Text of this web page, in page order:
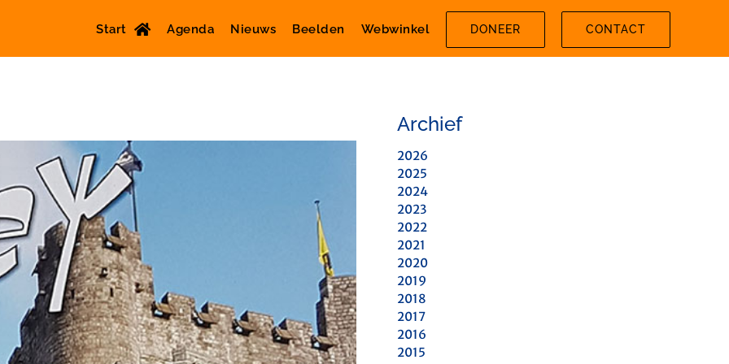
Start Agenda Nieuws Beelden Webwinkel DONEER CONTACT
Archief
2026
2025
2024
2023
2022
2021
2020
2019
2018
2017
2016
2015